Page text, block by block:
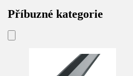
Příbuzné kategorie